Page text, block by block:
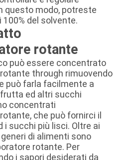
questo modo, potreste
del solvente.
rotante
può essere concentrato
through rimuovendo
può farla facilmente a
ed altri succhi
concentrati
che può fornirci il
i succhi più lisci. Oltre ai
di alimenti sono
rotante. Per
i sapori desiderati da